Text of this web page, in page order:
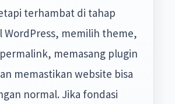
terhambat di tahap
WordPress, memilih theme,
memasang plugin
memastikan website bisa
normal. Jika fondasi